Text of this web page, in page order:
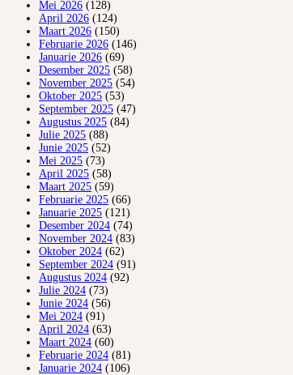
Mei 2026 (128)
April 2026 (124)
Maart 2026 (150)
Februarie 2026 (146)
Januarie 2026 (69)
Desember 2025 (58)
November 2025 (54)
Oktober 2025 (53)
September 2025 (47)
Augustus 2025 (84)
Julie 2025 (88)
Junie 2025 (52)
Mei 2025 (73)
April 2025 (58)
Maart 2025 (59)
Februarie 2025 (66)
Januarie 2025 (121)
Desember 2024 (74)
November 2024 (83)
Oktober 2024 (62)
September 2024 (91)
Augustus 2024 (92)
Julie 2024 (73)
Junie 2024 (56)
Mei 2024 (91)
April 2024 (63)
Maart 2024 (60)
Februarie 2024 (81)
Januarie 2024 (106)